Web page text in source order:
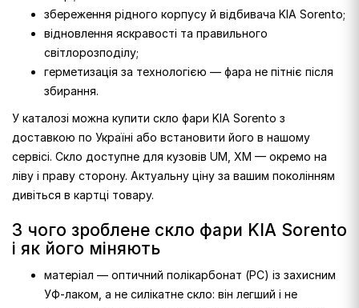
збереження рідного корпусу й відбивача KIA Sorento;
відновлення яскравості та правильного
світлорозподілу;
герметизація за технологією — фара не пітніє після
збирання.
У каталозі можна купити скло фари KIA Sorento з
доставкою по Україні або встановити його в нашому
сервісі. Скло доступне для кузовів UM, XM — окремо на
ліву і праву сторону. Актуальну ціну за вашим поколінням
дивіться в картці товару.
З чого зроблене скло фари KIA Sorento
і як його міняють
матеріал — оптичний полікарбонат (PC) із захисним
УФ-лаком, а не силікатне скло: він легший і не